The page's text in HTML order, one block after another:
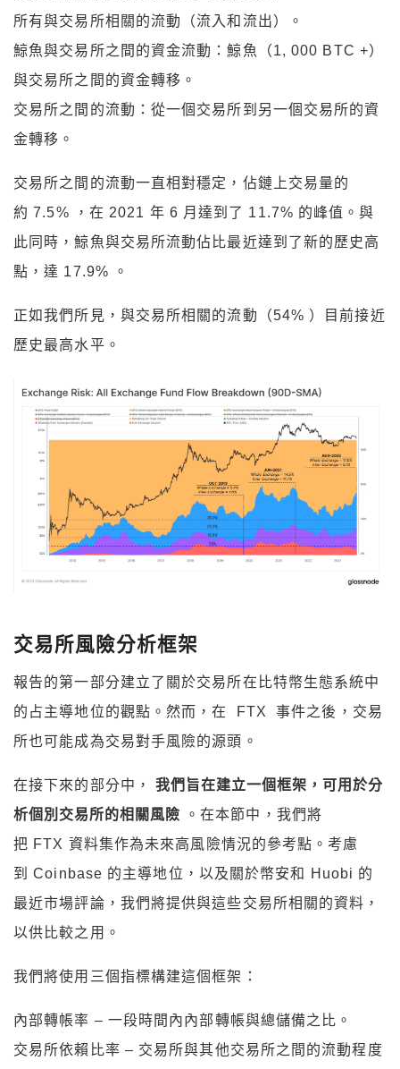
所有與交易所相關的流動（流入和流出）。
鯨魚與交易所之間的資金流動：鯨魚（1, 000 BTC +）
與交易所之間的資金轉移。
交易所之間的流動：從一個交易所到另一個交易所的資
金轉移。
交易所之間的流動一直相對穩定，佔鏈上交易量的
約 7.5% ，在 2021 年 6 月達到了 11.7% 的峰值。與
此同時，鯨魚與交易所流動佔比最近達到了新的歷史高
點，達 17.9% 。
正如我們所見，與交易所相關的流動（54% ）目前接近
歷史最高水平。
交易所風險分析框架
報告的第一部分建立了關於交易所在比特幣生態系統中
的占主導地位的觀點。然而，在 FTX 事件之後，交易
所也可能成為交易對手風險的源頭。
在接下來的部分中，
我們旨在建立一個框架，可用於分
析個別交易所的相關風險
。在本節中，我們將
把 FTX 資料集作為未來高風險情況的參考點。考慮
到 Coinbase 的主導地位，以及關於幣安和 Huobi 的
最近市場評論，我們將提供與這些交易所相關的資料，
以供比較之用。
我們將使用三個指標構建這個框架：
內部轉帳率 – 一段時間內內部轉帳與總儲備之比。
交易所依賴比率 – 交易所與其他交易所之間的流動程度